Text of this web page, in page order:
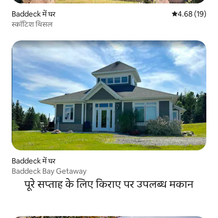
Baddeck में घर औसत रेटिंग 5 में
4.68 (19)
स्कॉटिश थिसल
Baddeck में घर
Baddeck Bay Getaway
पूरे सप्ताह के लिए किराए पर उपलब्ध मकान